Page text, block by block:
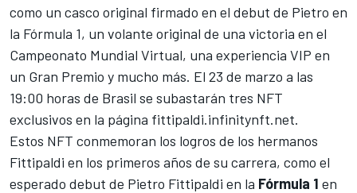
como un casco original firmado en el debut de Pietro en
la Fórmula 1, un volante original de una victoria en el
Campeonato Mundial Virtual, una experiencia VIP en
un Gran Premio y mucho más. El 23 de marzo a las
19:00 horas de Brasil se subastarán tres NFT
exclusivos en la página fittipaldi.infinitynft.net.
Estos NFT conmemoran los logros de los hermanos
Fittipaldi en los primeros años de su carrera, como el
esperado debut de Pietro Fittipaldi en la Fórmula 1 en